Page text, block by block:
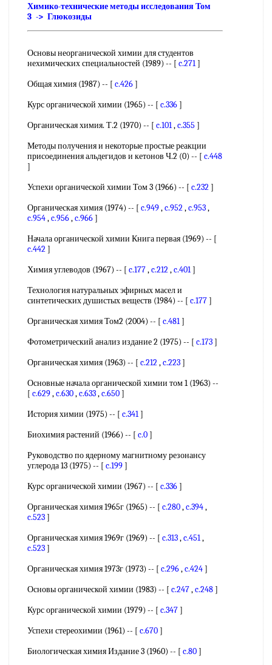
Химико-технические методы исследования Том
3 -> Глюкозиды
Основы неорганической химии для студентов
нехимических специальностей (1989) -- [ c.271]
Общая химия (1987) -- [ c.426]
Курс органической химии (1965) -- [ c.336]
Органическая химия. Т.2 (1970) -- [ c.101,c.355 ]
Методы получения и некоторые простые реакции
присоединения альдегидов и кетонов Ч.2 (0) -- [ c.448
]
Успехи органической химии Том 3 (1966) -- [ c.232]
Органическая химия (1974) -- [ c.949,c.952,c.953,
c.954,c.956,c.966]
Начала органической химии Книга первая (1969) -- [
c.442]
Химия углеводов (1967) -- [ c.177,c.212,c.401]
Технология натуральных эфирных масел и
синтетических душистых веществ (1984) -- [ c.177]
Органическая химия Том2 (2004) -- [ c.481]
Фотометрический анализ издание 2 (1975) -- [ c.173]
Органическая химия (1963) -- [ c.212,c.223]
Основные начала органической химии том 1 (1963) --
[ c.629,c.630,c.633,c.650]
История химии (1975) -- [ c.341]
Биохимия растений (1966) -- [ c.0]
Руководство по ядерному магнитному резонансу
углерода 13 (1975) -- [ c.199]
Курс органической химии (1967) -- [ c.336]
Органическая химия 1965г (1965) -- [ c.280,c.394,
c.523]
Органическая химия 1969г (1969) -- [ c.313,c.451,
c.523]
Органическая химия 1973г (1973) -- [ c.296,c.424]
Основы органической химии (1983) -- [ c.247,c.248]
Курс органической химии (1979) -- [ c.347]
Успехи стереохимии (1961) -- [ c.670]
Биологическая химия Издание 3 (1960) -- [ c.80]